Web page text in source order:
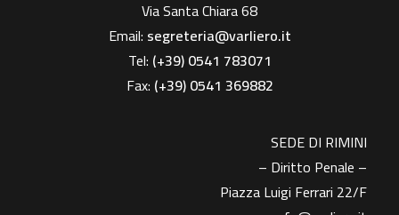
Via Santa Chiara 68
Email: segreteria@varliero.it
Tel: (+39) 0541 783071
Fax: (+39)0541 369882
SEDE DI RIMINI
– Diritto Penale –
Piazza Luigi Ferrari 22/F